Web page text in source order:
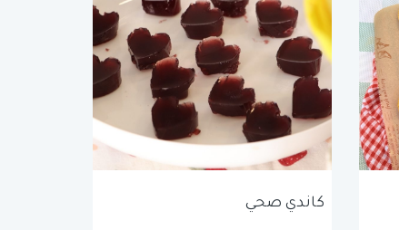
كاندي صحي